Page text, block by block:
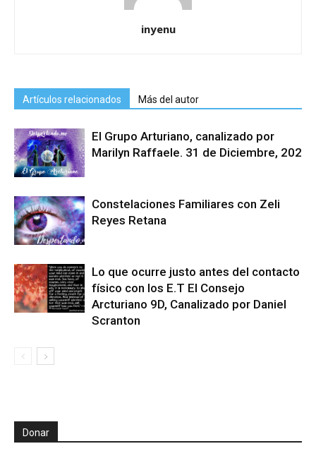
inyenu
Artículos relacionados Más del autor
El Grupo Arturiano, canalizado por
Marilyn Raffaele. 31 de Diciembre, 202
Constelaciones Familiares con Zeli
Reyes Retana
Lo que ocurre justo antes del contacto
físico con los E.T El Consejo
Arcturiano 9D, Canalizado por Daniel
Scranton
Donar